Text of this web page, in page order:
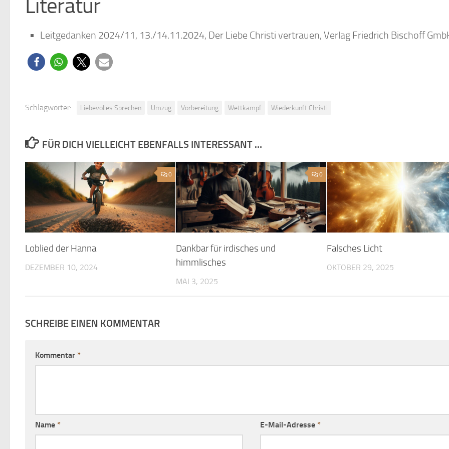
Literatur
Leitgedanken 2024/11, 13./14.11.2024, Der Liebe Christi vertrauen, Verlag Friedrich Bischoff
Schlagwörter: Liebevolles Sprechen Umzug Vorbereitung Wettkampf Wiederkunft Christi
FÜR DICH VIELLEICHT EBENFALLS INTERESSANT …
0
Loblied der Hanna
DEZEMBER 10, 2024
0
Dankbar für irdisches und
himmlisches
MAI 3, 2025
Falsches Licht
OKTOBER 29, 2025
SCHREIBE EINEN KOMMENTAR
Kommentar *
Name * E-Mail-Adresse *